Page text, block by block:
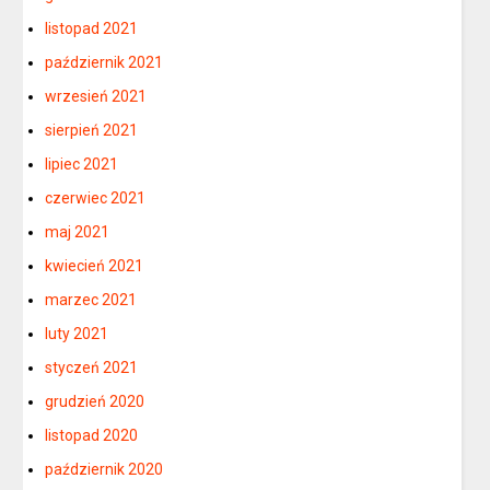
listopad 2021
październik 2021
wrzesień 2021
sierpień 2021
lipiec 2021
czerwiec 2021
maj 2021
kwiecień 2021
marzec 2021
luty 2021
styczeń 2021
grudzień 2020
listopad 2020
październik 2020